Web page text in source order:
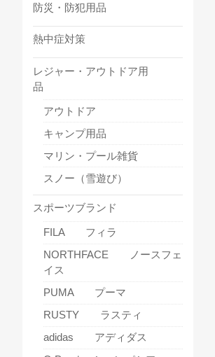
防災・防犯用品
熱中症対策
レジャー・アウトドア用
品
アウトドア
キャンプ用品
マリン・プール雑貨
スノー（雪遊び）
スポーツブランド
FILA フィラ
NORTHFACE ノースフェ
イス
PUMA プーマ
RUSTY ラスティ
adidas アディダス